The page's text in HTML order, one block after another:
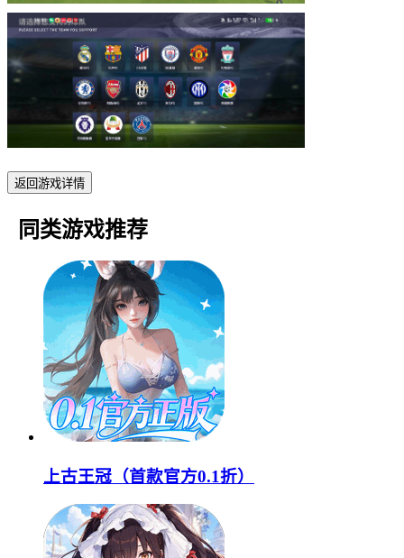
返回游戏详情
同类游戏推荐
上古王冠（首款官方0.1折）